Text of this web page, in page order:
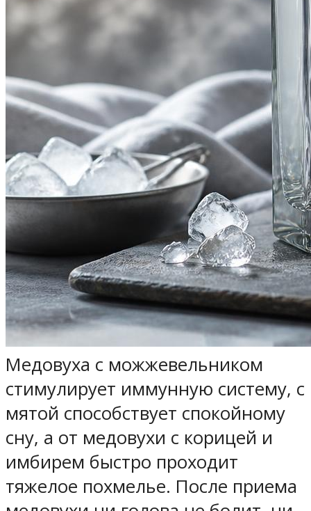
Медовуха с можжевельником
стимулирует иммунную систему, с
мятой способствует спокойному
сну, а от медовухи с корицей и
имбирем быстро проходит
тяжелое похмелье. После приема